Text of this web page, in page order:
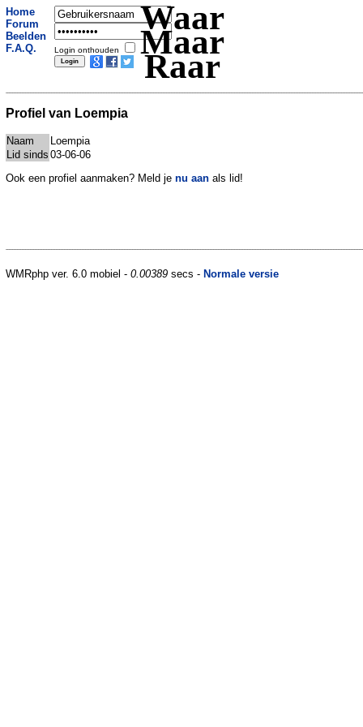
Home
Forum
Beelden
F.A.Q.
Login onthouden
Waar
Maar
Raar
Profiel van Loempia
Naam
Loempia
Lid sinds 03-06-06
Ook een profiel aanmaken? Meld je nu aan als lid!
WMRphp ver. 6.0 mobiel - 0.00389 secs - Normale versie